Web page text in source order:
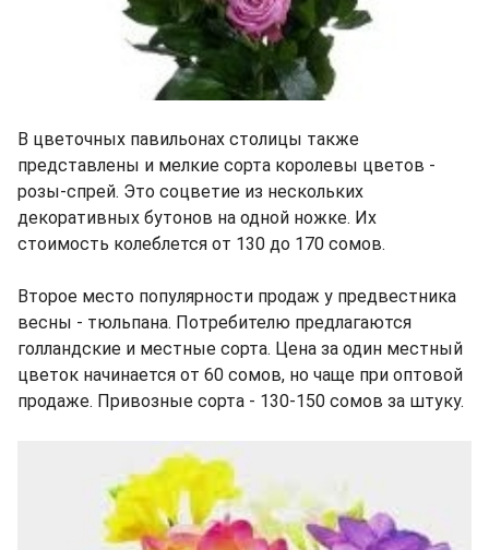
В цветочных павильонах столицы также
представлены и мелкие сорта королевы цветов -
розы-спрей. Это соцветие из нескольких
декоративных бутонов на одной ножке. Их
стоимость колеблется от 130 до 170 сомов.
Второе место популярности продаж у предвестника
весны - тюльпана. Потребителю предлагаются
голландские и местные сорта. Цена за один местный
цветок начинается от 60 сомов, но чаще при оптовой
продаже. Привозные сорта - 130-150 сомов за штуку.